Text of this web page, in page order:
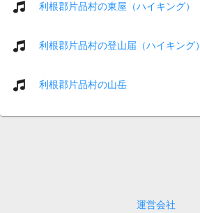
利根郡片品村の東屋（ハイキング）
利根郡片品村の登山届（ハイキング）
利根郡片品村の山岳
運営会社